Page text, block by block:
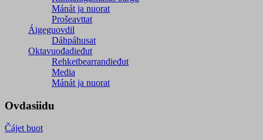
Mánát ja nuorat
Prošeavttat
Áigeguovdil
Dáhpáhusat
Oktavuođadieđut
Rehketbearrandieđut
Media
Mánát ja nuorat
Ovdasiidu
Čájet buot